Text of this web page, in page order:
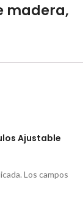
madera,
Ajustable
Los campos